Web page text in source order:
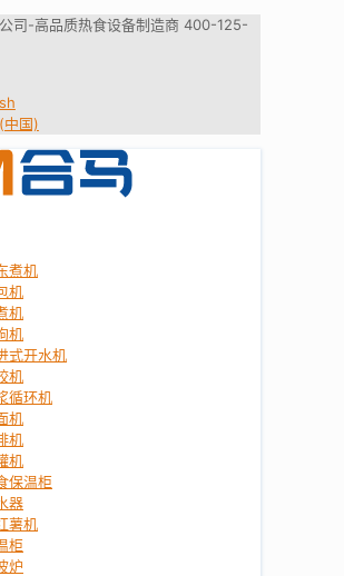
司-高品质热食设备制造商 400-125-
中国)
煮机
机
机
机
式开水机
机
循环机
机
机
机
保温柜
器
薯机
柜
炉